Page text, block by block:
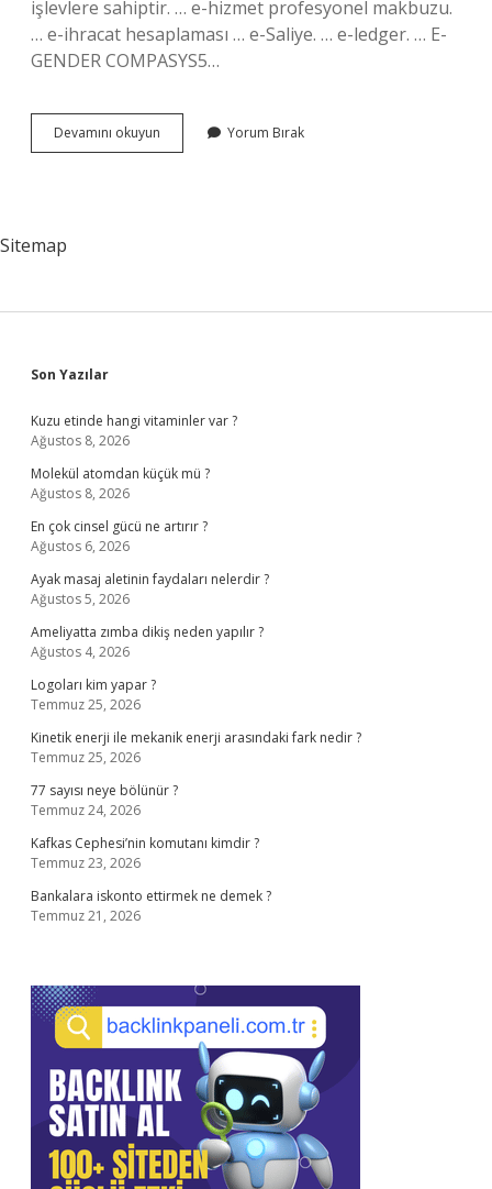
işlevlere sahiptir. … e-hizmet profesyonel makbuzu.
… e-ihracat hesaplaması … e-Saliye. … e-ledger. … E-
GENDER COMPASYS5…
Devamını okuyun
Belgeler
Yorum Bırak
Sitemap
Sidebar
Son Yazılar
Kuzu etinde hangi vitaminler var ?
Ağustos 8, 2026
Molekül atomdan küçük mü ?
Ağustos 8, 2026
En çok cinsel gücü ne artırır ?
Ağustos 6, 2026
Ayak masaj aletinin faydaları nelerdir ?
Ağustos 5, 2026
Ameliyatta zımba dikiş neden yapılır ?
Ağustos 4, 2026
Logoları kim yapar ?
Temmuz 25, 2026
Kinetik enerji ile mekanik enerji arasındaki fark nedir ?
Temmuz 25, 2026
77 sayısı neye bölünür ?
Temmuz 24, 2026
Kafkas Cephesi’nin komutanı kimdir ?
Temmuz 23, 2026
Bankalara iskonto ettirmek ne demek ?
Temmuz 21, 2026